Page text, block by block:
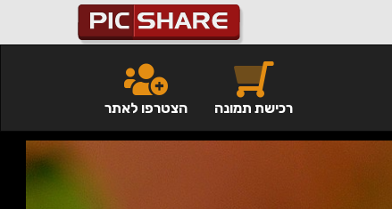
הצטרפו לאתר רכישת תמונה